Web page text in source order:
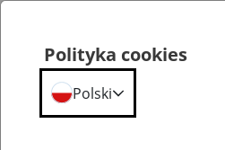
Polityka cookies
Polski